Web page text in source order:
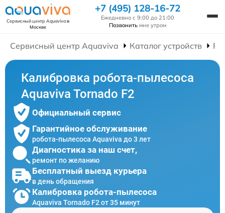
Сервисный центр Aquavivaв
Москве
+7 (495) 128-16-72
Ежедневно с 9:00 до 21:00
Позвонить мне утром
Сервисный центр Aquaviva Каталог устройств
Калибровка робота-пылесоса
Aquaviva Tornado F2
Официальный сервис
Гарантийное обслуживание
робота-пылесоса Aquaviva до 3 лет
Диагностика за наш счет,
ремонт по желанию
Бесплатный выезд курьера
в день обращения
Калибровка робота-пылесоса
Aquaviva Tornado F2 от 35 минут